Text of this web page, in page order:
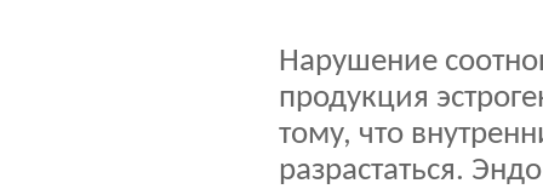
Нарушение
продукция
тому, что
разрастаться.